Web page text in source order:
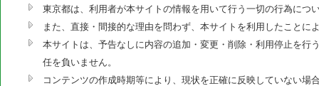
東京都は、利用者が本サイトの情報を用いて行う一切の行為につ
また、直接・間接的な理由を問わず、本サイトを利用したこと
本サイトは、予告なしに内容の追加・変更・削除・利用停止を
任を負いません。
コンテンツの作成時期等により、現状を正確に反映していない場